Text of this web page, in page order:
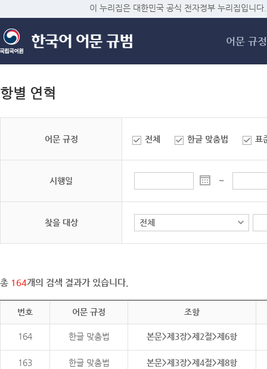
메
이 누리집은 대한민국 공식 전자정부 누리집입니다.
어문 규정
항별 연혁
어문 규정 전체 한글 맞춤법 표
시행일 ~
찾을 대상
총 164개의 검색 결과가 있습니다.
번호 어문 규정 조항
164 한글 맞춤법 본문>제3장>제2절>제6항
163 한글 맞춤법 본문>제3장>제4절>제8항